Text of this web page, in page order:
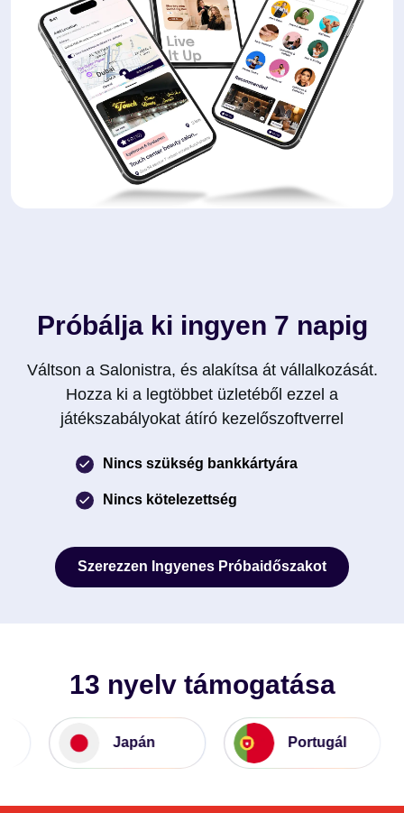
Próbálja ki ingyen 7 napig
Váltson a Salonistra, és alakítsa át vállalkozását.
Hozza ki a legtöbbet üzletéből ezzel a
játékszabályokat átíró kezelőszoftverrel
Nincs szükség bankkártyára
Nincs kötelezettség
Szerezzen Ingyenes Próbaidőszakot
13 nyelv támogatása
Japán Portugál